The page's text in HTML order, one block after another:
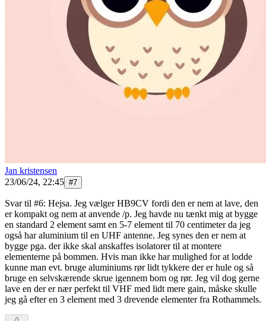
Jan kristensen
23/06/24, 22:45 #7
Svar til #6: Hejsa. Jeg vælger HB9CV fordi den er nem at lave, den
er kompakt og nem at anvende /p. Jeg havde nu tænkt mig at bygge
en standard 2 element samt en 5-7 element til 70 centimeter da jeg
også har aluminium til en UHF antenne. Jeg synes den er nem at
bygge pga. der ikke skal anskaffes isolatorer til at montere
elementerne på bommen. Hvis man ikke har mulighed for at lodde
kunne man evt. bruge aluminiums rør lidt tykkere der er hule og så
bruge en selvskærende skrue igennem bom og rør. Jeg vil dog gerne
lave en der er nær perfekt til VHF med lidt mere gain, måske skulle
jeg gå efter en 3 element med 3 drevende elementer fra Rothammels.